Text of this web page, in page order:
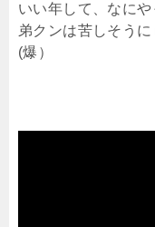
いい年して、なにや
弟クンは苦しそう
(爆）